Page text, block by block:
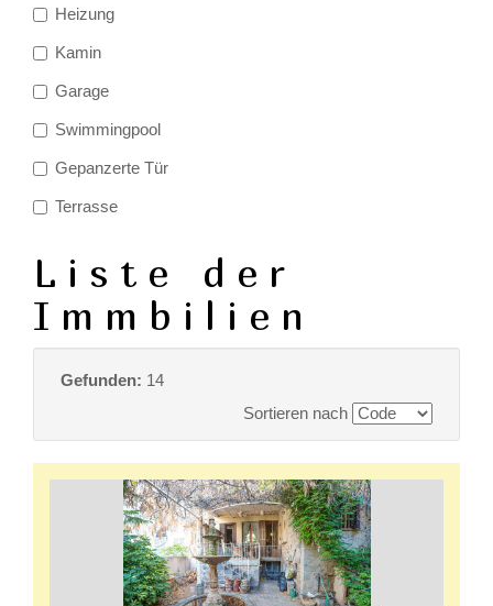
Heizung
Kamin
Garage
Swimmingpool
Gepanzerte Tür
Terrasse
Liste der
Immbilien
Gefunden: 14
Sortieren nach